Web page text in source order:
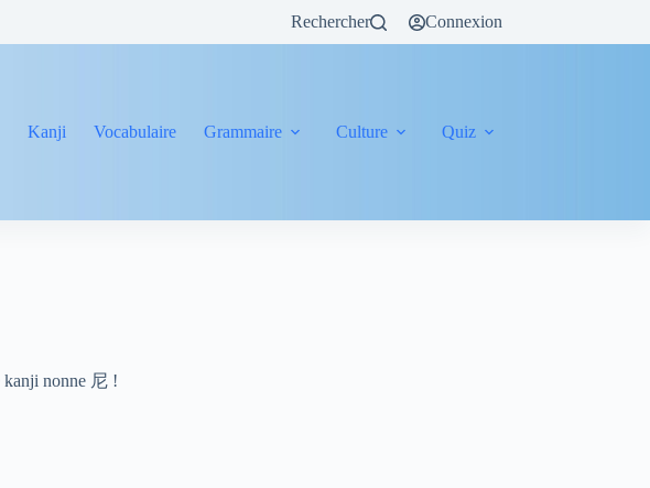
Rechercher Connexion
Kanji Vocabulaire Grammaire Culture Quiz
kanji nonne 尼 !